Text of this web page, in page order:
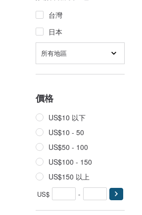
台灣
日本
所有地區
價格
US$10 以下
US$10 - 50
US$50 - 100
US$100 - 150
US$150 以上
US$ -